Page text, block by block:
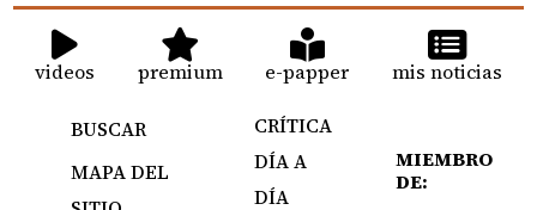
videos premium e-papper mis noticias
BUSCAR
MAPA DEL
CRÍTICA
DÍA A
DÍA
MIEMBRO
DE: